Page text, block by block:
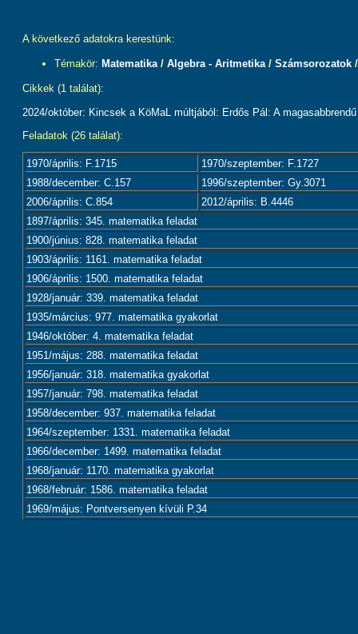
A következő adatokra kerestünk:
Témakör: Matematika/ Algebra - Aritmetika/ Számsorozatok
Cikkek (1 találat):
2024/október: Kincsek a KöMaL múltjából: Erdős Pál: A
Feladatok (26 találat):
1970/április: F.1715
1970/szeptember: F.1727
1988/december: C.157
1996/szeptember: Gy.3071
2006/április: C.854
2012/április: B.4446
1897/április: 345. matematika feladat
1900/június: 828. matematika feladat
1903/április: 1161. matematika feladat
1906/április: 1500. matematika feladat
1928/január: 339. matematika feladat
1935/március: 977. matematika gyakorlat
1946/október: 4. matematika feladat
1951/május: 288. matematika feladat
1956/január: 318. matematika gyakorlat
1957/január: 798. matematika feladat
1958/december: 937. matematika feladat
1964/szeptember: 1331. matematika feladat
1966/december: 1499. matematika feladat
1968/január: 1170. matematika gyakorlat
1968/február: 1586. matematika feladat
1969/május: Pontversenyen kívüli P.34